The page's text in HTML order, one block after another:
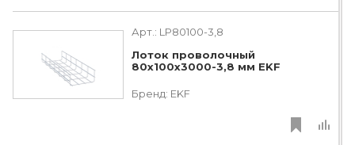
Арт.: LP80100-3,8
Лоток проволочный
80х100х3000-3,8 мм EKF
Бренд: EKF